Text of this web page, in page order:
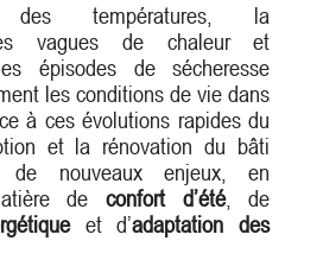
des températures, la
vagues de chaleur et
épisodes de sécheresse
les conditions de vie dans
à ces évolutions rapides du
et la rénovation du bâti
de nouveaux enjeux, en
deconfort d’été, de
et d’adaptation des